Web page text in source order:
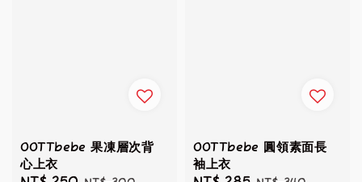
OOTTbebe 果凍層次背
心上衣
OOTTbebe 圓領素面長
袖上衣